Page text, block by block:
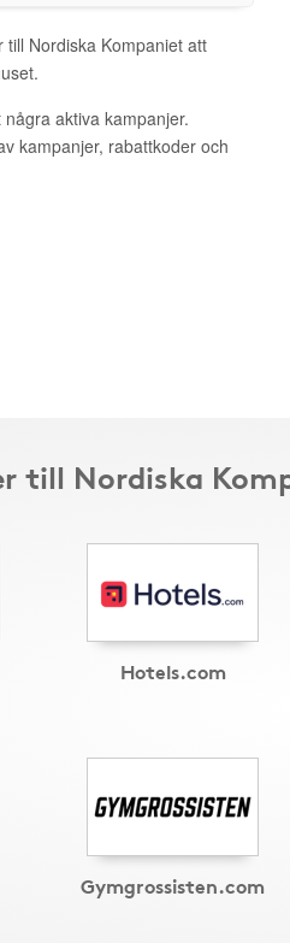
Nordiska Kompaniet att
aktiva kampanjer.
kampanjer, rabattkoder och
till Nordiska
Hotels.com
Gymgrossisten.com